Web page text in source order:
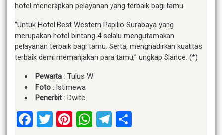
hotel menerapkan pelayanan yang terbaik bagi tamu.
“Untuk Hotel Best Western Papilio Surabaya yang
merupakan hotel bintang 4 selalu mengutamakan
pelayanan terbaik bagi tamu. Serta, menghadirkan kualitas
terbaik demi memanjakan para tamu,” ungkap Siance. (*)
Pewarta : Tulus W
Foto : Istimewa
Penerbit: Dwito.
Facebook
Twitter
Pinterest
WhatsApp
Telegram